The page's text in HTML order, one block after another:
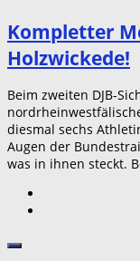
Kompletter
Holzwickede!
Beim zweiten DJB-
diesmal sechs
Augen der
was in ihnen steckt.